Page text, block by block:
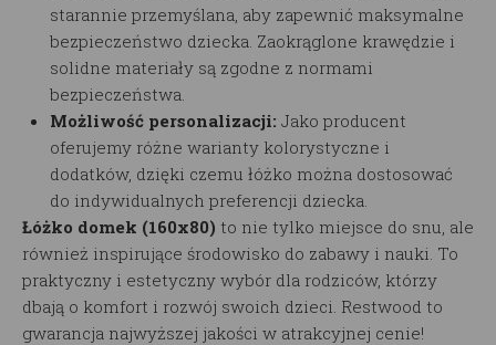
starannie przemyślana, aby zapewnić maksymalne
bezpieczeństwo dziecka. Zaokrąglone krawędzie i
solidne materiały są zgodne z normami
bezpieczeństwa.
Możliwość personalizacji: Jako producent
oferujemy różne warianty kolorystyczne i
dodatków, dzięki czemu łóżko można dostosować
do indywidualnych preferencji dziecka.
Łóżko domek (160x80) to nie tylko miejsce do snu, ale
również inspirujące środowisko do zabawy i nauki. To
praktyczny i estetyczny wybór dla rodziców, którzy
dbają o komfort i rozwój swoich dzieci. Restwood to
gwarancja najwyższej jakości w atrakcyjnej cenie!